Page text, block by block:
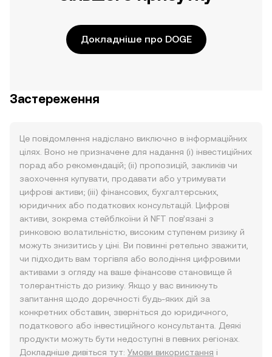
Докладніше про DOGE
Застереження
Це повідомлення надіслано виключно в інформаційних
цілях. Воно не призначене для надання (i) інвестиційних
порад або рекомендацій; (ii) пропозицій, закликів чи
заохочення купувати, продавати або утримувати
цифрові активи; (iii) фінансових, бухгалтерських,
юридичних або податкових консультацій. Цифрові
активи, зокрема стейблкоїни й NFT пов’язані з
ринковою волатильністю, високим ступенем ризику й
можуть знизитись у ціні. Ви повинні ретельно зважити,
чи підходить вам торгівля або володіння цифровими
активами з огляду на ваше фінансове становище й
толерантність до ризику. Якщо у вас виникнуть
запитання щодо доречності будь-яких дій за
конкретних обставин, зверніться до юридичного,
податкового або інвестиційного консультанта. Деякі
продукти можуть бути недоступні в певних регіонах.
Докладніше дивіться тут: Умови використання і